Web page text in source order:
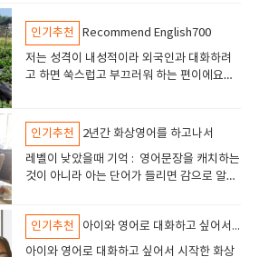
. 교재 위주의 수업만 진행되었다면 금방 지루해
상생활, 주말 계획 등 다양한 주제로 자연스럽
서 영어로 말하는 것에 대한 부담이 많이 줄어들
거나 사소한 질문을 해도 항상 친절하게 설명해
을 키우는 데 큰 도움이 되었습니다. 홈페이지에
습 프로그램도 유용했습니다. 수업 외 시간에도
었고, 혼자 공부할 때도 활용하기 좋았습니다. 현
강하고 있는데, 실제 생활에서 바로 사용할 수
있어서 만족하고 있습니다. 예전에는 영어 문장
는데, 이제는 간단한 대화 정도는 자연스럽게 이
어는 단기간에 실력이 늘기보다는 꾸준함이 가
다. 말은 쉽지만 실천은 어렵죠. 그래도 좋은 선
을 듣다 보니 조금씩 발전하는 모습을 느낄 수 있
스트를 통해 실력 향상 정도를 객관적으로 확인
니다. 점수가 조금씩 오를 때마다 성취감도 느
바이~씨유~"를 외치던 아이였던터라 ㅎㅎ 원
어민 학원에 가서 선생님과 자유롭게 이야기
하며 외국인공포증없는 아이가 되었으면 좋
겠다고 생각했거든요. (사실 에미는 이론만 배
니던 학원인 외국인 선생님이 있는 한국형 수
업이었던거죠_물론 시작하기 전에도 고민했
던 부분들은 있어요. 과연, 수업이 될까?ㅎㅎ
ㅎㅎㅎㅎ 였습니다. 뭘 말을 할줄 알아야 수
어를 시작하는게 맞나? 조금 가르치고 해야되
나? 이런 고민을 하다가,일단 시작해보자!했
간이 지나면서 잊혀진 느낌이랄까요? 그래서 이
그리고 자주수업을 들으면서 다시 한번 차근차
니다. 2. 선택한 화상영어 어떤지? 금액이 부담스
닐 수 있을 만큼 적당했습니다. 특히 6개월, 1년
인 혜택도 있어서 한번 끊어보고 길게 끊는것도
쉬700은 주식회사 정성교육에서 운영하기 때문
로 뜬다 선생님 선택 해볼까?잉글리쉬700은
직접가르치기 때문에 평가가 좋다는 이야기가
으로 사이트를 보다가 서칭하면서 선택할수 있
지에서 선생님들의 프로필과 소개 영상을 확인
선생님마다 특성이 달라서, 나에게 맞는 스타일
을수 있고 필요하다면 교체할 수 있는 점도 있습
는 화상 통화 영상 영어로 고름전화영어와는 달
수업하다 보니 말하는 데 대한 부담감이 줄어들
인기추천
Recommend English700
저는 성격이 내성적이라 외국인과 대화하려
고 하면 쑥스럽고 부끄러워 하는 편이에요처
요. 하지만 지금은 외국인과 거리낌 없이 편안
하게 이야기하게 됐어요. 영어스피킹에 자신
감이 생겨겼기 때문에 내성적인 성격을 극복
할 수 있었구나 싶어요외국으로 해외 여행을
실력이 늘었구나를 실감했어요. 예전엔 바디
랭귀지를 섞은 간단한 말 정도는 할 수 있었어
요. 그리고 외국인을 보면 두렵고 저사람이 이
인기추천
2년간 화상영어를 하고나서
​레벨이 낮았을때 기억 : 영어문장을 캐치하는
것이 아니라 아는 단어가 들리면 감으로 알아
급 단계였으니까 어쩔수 없겠죠. 초급반 수업
에는 웃으면서 오케이만 자주 연발했던 기억
이 있습니다. 처음에는 핸드폰 했었는데 영어
인기추천
아이와 영어로 대화하고 싶어서 시작한 화상영어 잉글리쉬700
​아이와 영어로 대화하고 싶어서 시작한 화상